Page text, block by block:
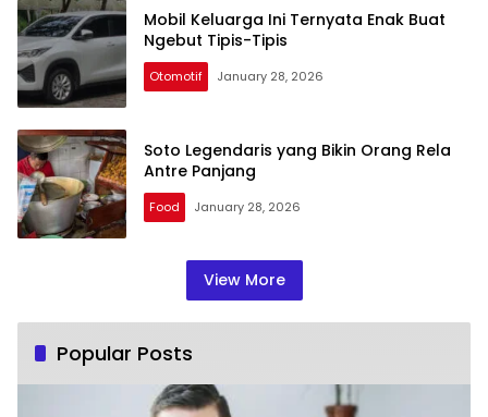
Mobil Keluarga Ini Ternyata Enak Buat
Ngebut Tipis-Tipis
Otomotif January 28, 2026
Soto Legendaris yang Bikin Orang Rela
Antre Panjang
Food January 28, 2026
View More
Popular Posts